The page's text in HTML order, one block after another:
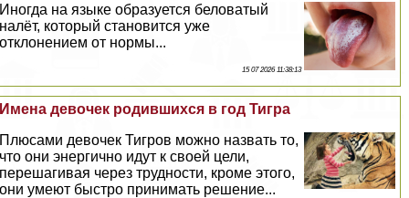
Иногда на языке образуется беловатый
налёт, который становится уже
отклонением от нормы...
15 07 2026 11:38:13
Имена девочек родившихся в год Тигра
Плюсами девочек Тигров можно назвать то,
что они энергично идут к своей цели,
перешагивая через трудности, кроме этого,
они умеют быстро принимать решение...